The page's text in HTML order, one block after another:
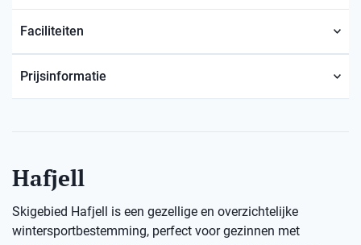
Faciliteiten
Prijsinformatie
Hafjell
Skigebied Hafjell is een gezellige en overzichtelijke
wintersportbestemming, perfect voor gezinnen met